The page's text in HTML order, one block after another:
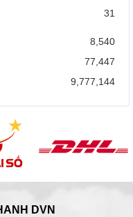
31
8,540
77,447
9,777,144
DVN